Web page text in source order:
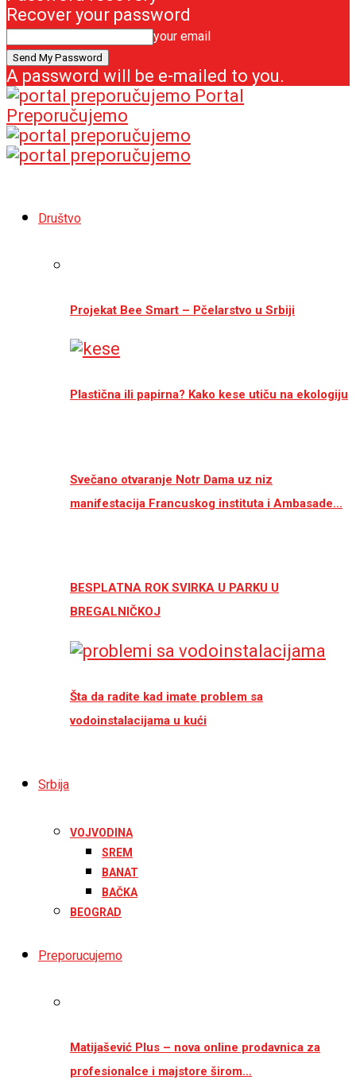
Recover your password
your email
A password will be e-mailed to you.
Portal
Preporučujemo
Društvo
Projekat Bee Smart – Pčelarstvo u Srbiji
Plastična ili papirna? Kako kese utiču na ekologiju
Svečano otvaranje Notr Dama uz niz
manifestacija Francuskog instituta i Ambasade…
BESPLATNA ROK SVIRKA U PARKU U
BREGALNIČKOJ
Šta da radite kad imate problem sa
vodoinstalacijama u kući
Srbija
VOJVODINA
SREM
BANAT
BAČKA
BEOGRAD
Preporucujemo
Matijašević Plus – nova online prodavnica za
profesionalce i majstore širom…